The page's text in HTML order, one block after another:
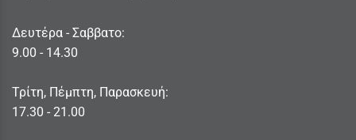
Δευτέρα - Σαββατο:
9.00 - 14.30
Τρίτη, Πέμπτη, Παρασκευή:
17.30 - 21.00